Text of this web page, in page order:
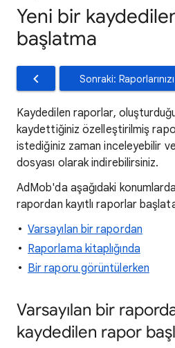
Yeni bir
başlatma
Sonraki:
Kaydedilen raporlar,
kaydettiğiniz özelleştirilmiş
istediğiniz zaman inceleyebilir
dosyası olarak indirebilirsiniz.
AdMob'da aşağıdaki
rapordan kayıtlı raporlar
Varsayılan bir rapordan
Raporlama kitaplığında
Bir raporu görüntülerken
Varsayılan bir
kaydedilen rapor